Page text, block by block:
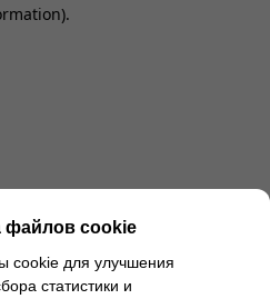
файлов cookie
cookie для улучшения
статистики и